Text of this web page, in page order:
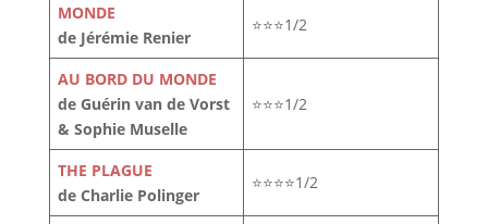
MONDE
de Jérémie Renier
⭐⭐⭐1/2
AU BORD DU MONDE
de Guérin van de Vorst
& Sophie Muselle
⭐⭐⭐1/2
THE PLAGUE
de Charlie Polinger
⭐⭐⭐⭐1/2